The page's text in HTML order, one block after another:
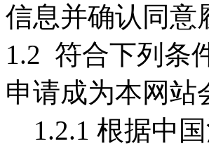
信息并确认同意
1.2 符合下列条
申请成为本网站
1.2.1 根据中国